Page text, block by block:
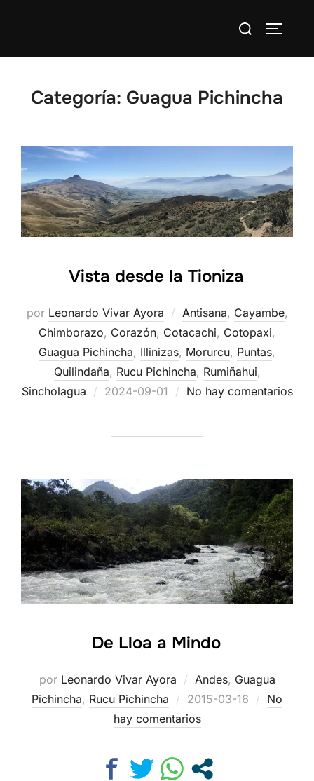
Buscar:
Categoría: Guagua Pichincha
Vista desde la Tioniza
por Leonardo Vivar Ayora Antisana, Cayambe,
Chimborazo, Corazón, Cotacachi, Cotopaxi,
Guagua Pichincha, Illinizas, Morurcu, Puntas,
Quilindaña, Rucu Pichincha, Rumiñahui,
Sincholagua
Publicado
2024-09-01 No hay comentarios
De Lloa a Mindo
por Leonardo Vivar Ayora Andes, Guagua
Pichincha, Rucu Pichincha
Publicado
el
2015-03-16
No
hay comentarios